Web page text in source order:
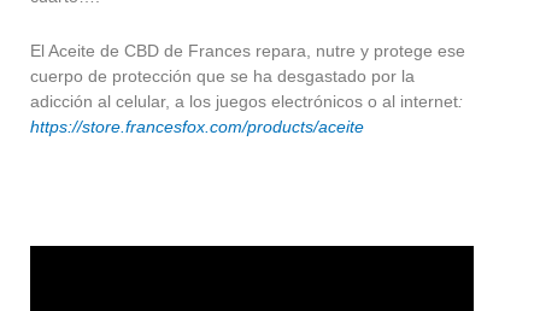
El Aceite de CBD de Frances repara, nutre y protege ese
cuerpo de protección que se ha desgastado por la
adicción al celular, a los juegos electrónicos o al internet:
https://store.francesfox.com/products/aceite